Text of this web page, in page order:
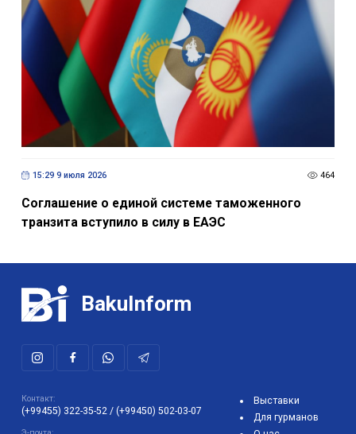
15:29 9 июля 2026 464
Соглашение о единой системе таможенного
транзита вступило в силу в ЕАЭС
BakuInform
Контакт:
(+99455) 322-35-52/ (+99450) 502-03-07
Выставки
Для гурманов